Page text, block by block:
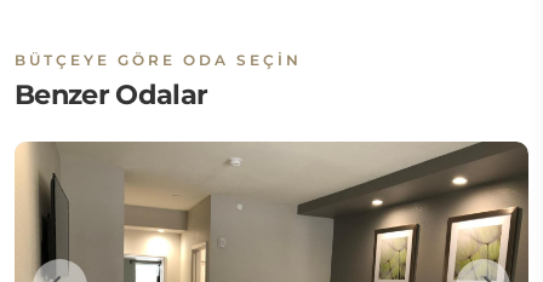
BÜTÇEYE GÖRE ODA SEÇIN
Benzer Odalar